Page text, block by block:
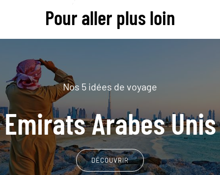
Pour aller plus loin
Nos 5 idées de voyage
Emirats Arabes Unis
DÉCOUVRIR